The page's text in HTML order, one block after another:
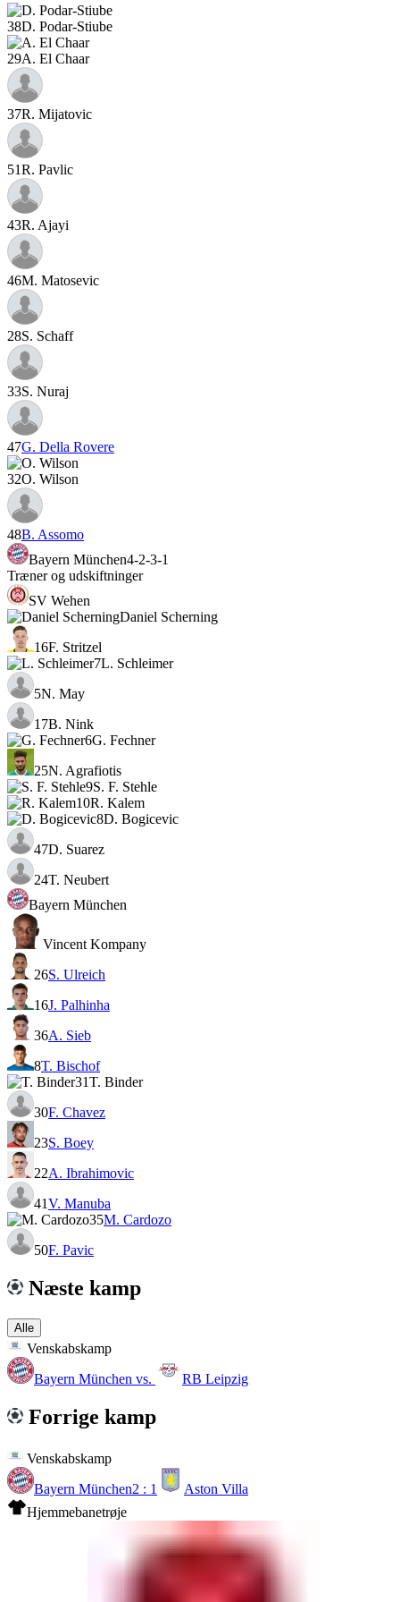
38D. Podar-Stiube
29A. El Chaar
37R. Mijatovic
51R. Pavlic
43R. Ajayi
46M. Matosevic
28S. Schaff
33S. Nuraj
47G. Della Rovere
32O. Wilson
48B. Assomo
Bayern München4-2-3-1
Træner og udskiftninger
SV Wehen
Daniel Scherning
16F. Stritzel
7L. Schleimer
5N. May
17B. Nink
6G. Fechner
25N. Agrafiotis
9S. F. Stehle
10R. Kalem
8D. Bogicevic
47D. Suarez
24T. Neubert
Bayern München
Vincent Kompany
26S. Ulreich
16J. Palhinha
36A. Sieb
8T. Bischof
31T. Binder
30F. Chavez
23S. Boey
22A. Ibrahimovic
41V. Manuba
35M. Cardozo
50F. Pavic
Næste kamp
Alle
Venskabskamp
Bayern München vs. RB Leipzig
Forrige kamp
Venskabskamp
Bayern München2 : 1
Aston Villa
Hjemmebanetrøje